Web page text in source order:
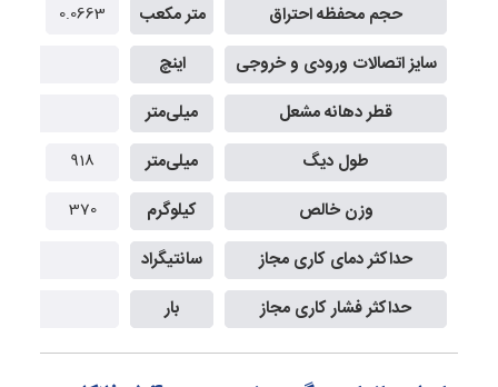
حجم محفظه احتراق
متر مکعب 0.0663
سایز اتصالات ورودی و خروجی
اینچ
قطر دهانه مشعل
میلی‌متر
طول دیگ
میلی‌متر 918
وزن خالص کیلوگرم 370
حداکثر دمای کاری مجاز
سانتیگراد
حداکثر فشار کاری مجاز
بار